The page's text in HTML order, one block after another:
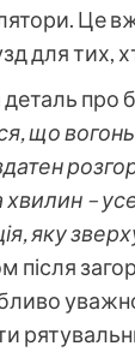
Це
для тих,
про
що вогонь
хвилин –
яку
після